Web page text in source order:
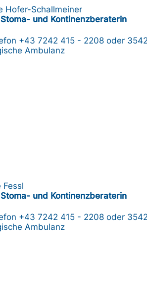
Hofer-Schallmeiner
Stoma- und Kontinenzberaterin
+43 7242 415 - 2208 oder 3542
Ambulanz
Fessl
Stoma- und Kontinenzberaterin
+43 7242 415 - 2208 oder 3542
Ambulanz